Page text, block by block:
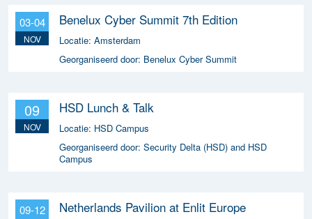
03-04
NOV
Benelux Cyber Summit 7th Edition
Locatie: Amsterdam
Georganiseerd door: Benelux Cyber Summit
09
NOV
HSD Lunch & Talk
Locatie: HSD Campus
Georganiseerd door: Security Delta (HSD) and HSD
Campus
09-12 Netherlands Pavilion at Enlit Europe